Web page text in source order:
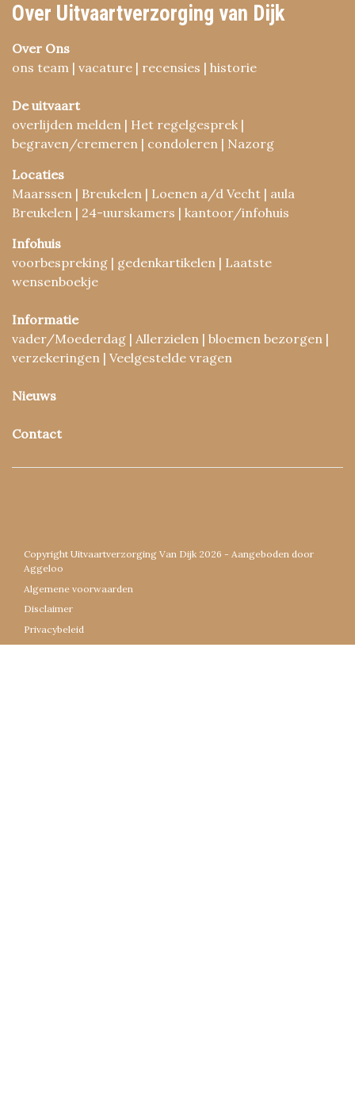
Over Uitvaartverzorging van Dijk
Over Ons
ons team | vacature | recensies | historie
De uitvaart
overlijden melden | Het regelgesprek |
begraven/cremeren | condoleren | Nazorg
Locaties
Maarssen | Breukelen | Loenen a/d Vecht | aula
Breukelen | 24-uurskamers | kantoor/infohuis
Infohuis
voorbespreking | gedenkartikelen | Laatste
wensenboekje
Informatie
vader/Moederdag | Allerzielen | bloemen bezorgen |
verzekeringen | Veelgestelde vragen
Nieuws
Contact
Copyright Uitvaartverzorging Van Dijk 2026 - Aangeboden door
Aggeloo
Algemene voorwaarden
Disclaimer
Privacybeleid